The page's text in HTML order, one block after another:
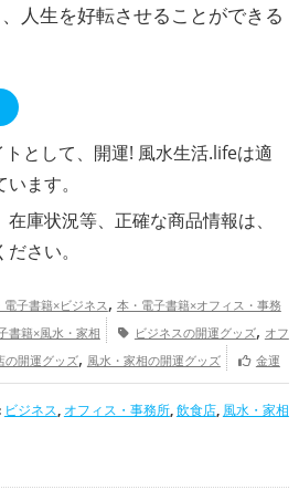
人生を好転させることができる
として、開運! 風水生活.lifeは適
ます。
在庫状況等、正確な商品情報は、
さい。
電子書籍×ビジネス, 本・電子書籍×オフィス・事務
書籍×風水・家相 ビジネスの開運グッズ, オフ
の開運グッズ, 風水・家相の開運グッズ
金運
,家庭運・家族運アップ,総合運・全体運アップ
ビジネス, オフィス・事務所,飲食店, 風水・家相